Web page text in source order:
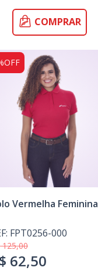
COMPRAR
Vermelha Feminina
FPT0256-000
125,00
62,50